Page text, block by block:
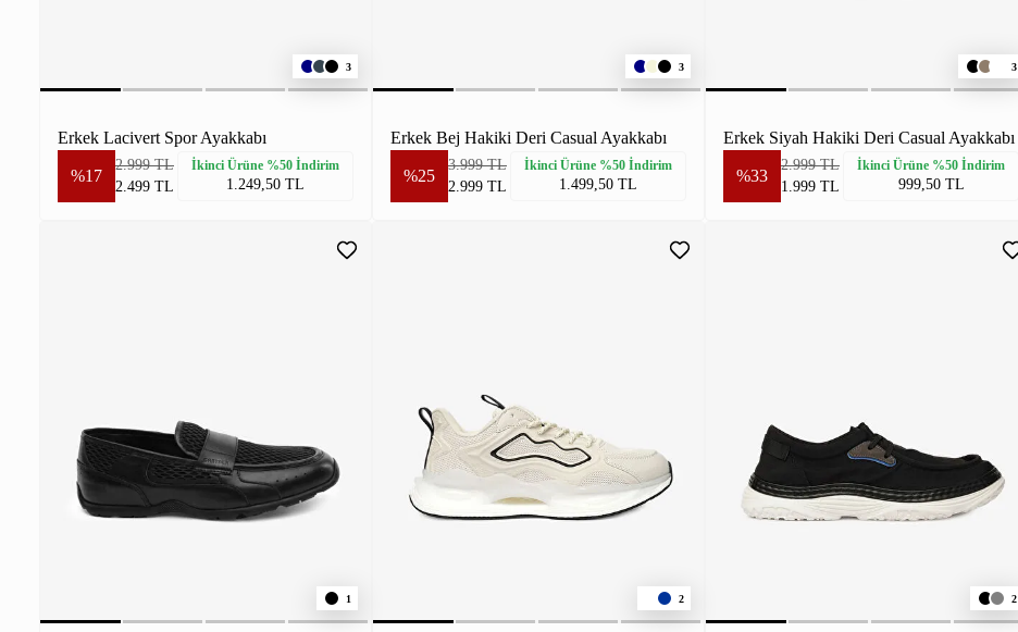
3
Erkek Lacivert Spor Ayakkabı
%17
2.999 TL
2.499 TL
İkinci Ürüne %50 İndirim
1.249,50 TL
3
Erkek Bej Hakiki Deri Casual Ayakkabı
%25
3.999 TL
2.999 TL
İkinci Ürüne %50 İndirim
1.499,50 TL
3
Erkek Siyah Hakiki Deri Casual Ayakkabı
%33
2.999 TL
1.999 TL
İkinci Ürüne %50 İndirim
999,50 TL
1 2 2